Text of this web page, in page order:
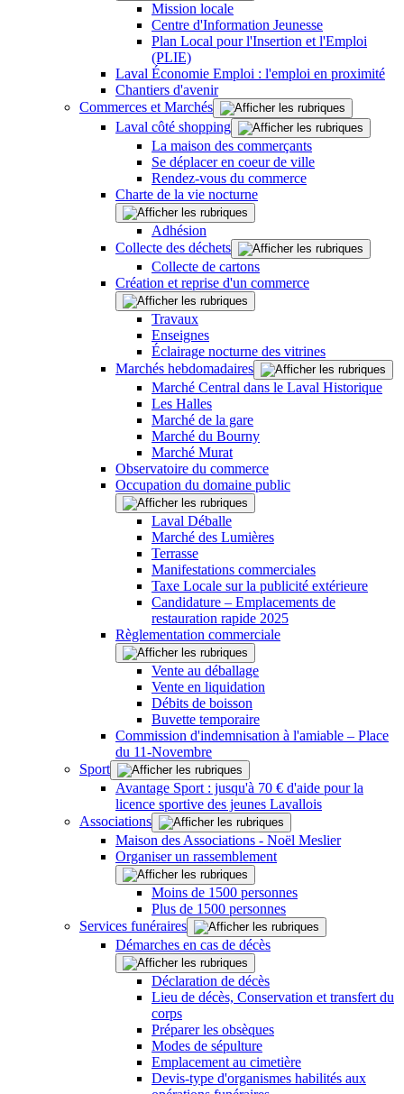
Mission locale
Centre d'Information Jeunesse
Plan Local pour l'Insertion et l'Emploi
(PLIE)
Laval Économie Emploi : l'emploi en proximité
Chantiers d'avenir
Commerces et Marchés
Laval côté shopping
La maison des commerçants
Se déplacer en coeur de ville
Rendez-vous du commerce
Charte de la vie nocturne
Adhésion
Collecte des déchets
Collecte de cartons
Création et reprise d'un commerce
Travaux
Enseignes
Éclairage nocturne des vitrines
Marchés hebdomadaires
Marché Central dans le Laval Historique
Les Halles
Marché de la gare
Marché du Bourny
Marché Murat
Observatoire du commerce
Occupation du domaine public
Laval Déballe
Marché des Lumières
Terrasse
Manifestations commerciales
Taxe Locale sur la publicité extérieure
Candidature – Emplacements de
restauration rapide 2025
Règlementation commerciale
Vente au déballage
Vente en liquidation
Débits de boisson
Buvette temporaire
Commission d'indemnisation à l'amiable – Place
du 11-Novembre
Sport
Avantage Sport : jusqu'à 70 € d'aide pour la
licence sportive des jeunes Lavallois
Associations
Maison des Associations - Noël Meslier
Organiser un rassemblement
Moins de 1500 personnes
Plus de 1500 personnes
Services funéraires
Démarches en cas de décès
Déclaration de décès
Lieu de décès, Conservation et transfert du
corps
Préparer les obsèques
Modes de sépulture
Emplacement au cimetière
Devis-type d'organismes habilités aux